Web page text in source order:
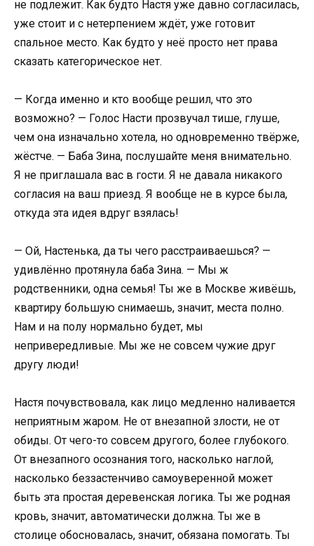
не подлежит. Как будто Настя уже давно согласилась,
уже стоит и с нетерпением ждёт, уже готовит
спальное место. Как будто у неё просто нет права
сказать категорическое нет.
— Когда именно и кто вообще решил, что это
возможно? — Голос Насти прозвучал тише, глуше,
чем она изначально хотела, но одновременно твёрже,
жёстче. — Баба Зина, послушайте меня внимательно.
Я не приглашала вас в гости. Я не давала никакого
согласия на ваш приезд. Я вообще не в курсе была,
откуда эта идея вдруг взялась!
— Ой, Настенька, да ты чего расстраиваешься? —
удивлённо протянула баба Зина. — Мы ж
родственники, одна семья! Ты же в Москве живёшь,
квартиру большую снимаешь, значит, места полно.
Нам и на полу нормально будет, мы
непривередливые. Мы же не совсем чужие друг
другу люди!
Настя почувствовала, как лицо медленно наливается
неприятным жаром. Не от внезапной злости, не от
обиды. От чего-то совсем другого, более глубокого.
От внезапного осознания того, насколько наглой,
насколько беззастенчиво самоуверенной может
быть эта простая деревенская логика. Ты же родная
кровь, значит, автоматически должна. Ты же в
столице обосновалась, значит, обязана помогать. Ты